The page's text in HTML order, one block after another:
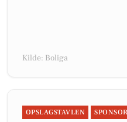
Kilde: Boliga
OPSLAGSTAVLEN